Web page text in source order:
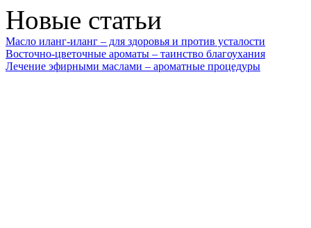
Новые статьи
Масло иланг-иланг – для здоровья и против усталости
Восточно-цветочные ароматы – таинство благоухания
Лечение эфирными маслами – ароматные процедуры